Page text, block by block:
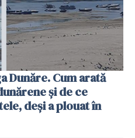
Dunăre. Cum arată
și de ce
deși a plouat în